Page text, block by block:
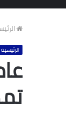
الرئيسية